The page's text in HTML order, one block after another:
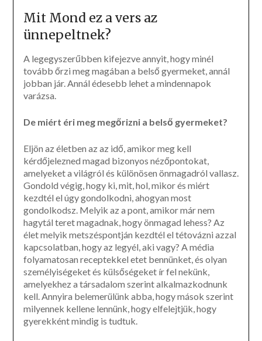
Mit Mond ez a vers az
ünnepeltnek?
A legegyszerűbben kifejezve annyit, hogy minél
tovább őrzi meg magában a belső gyermeket, annál
jobban jár. Annál édesebb lehet a mindennapok
varázsa.
De miért éri meg megőrizni a belső gyermeket?
Eljön az életben az az idő, amikor meg kell
kérdőjelezned magad bizonyos nézőpontokat,
amelyeket a világról és különösen önmagadról vallasz.
Gondold végig, hogy ki, mit, hol, mikor és miért
kezdtél el úgy gondolkodni, ahogyan most
gondolkodsz. Melyik az a pont, amikor már nem
hagytál teret magadnak, hogy önmagad lehess? Az
élet melyik metszéspontján kezdtél el tétovázni azzal
kapcsolatban, hogy az legyél, aki vagy? A média
folyamatosan receptekkel etet bennünket, és olyan
személyiségeket és külsőségeket ír fel nekünk,
amelyekhez a társadalom szerint alkalmazkodnunk
kell. Annyira belemerülünk abba, hogy mások szerint
milyennek kellene lennünk, hogy elfelejtjük, hogy
gyerekként mindig is tudtuk.